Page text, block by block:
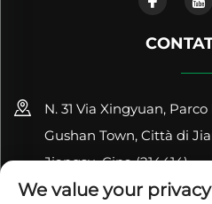
N. 31 Via Xingyuan,
Gushan Town, Città di
Jiangsu, Cina (214414)
We value your privacy